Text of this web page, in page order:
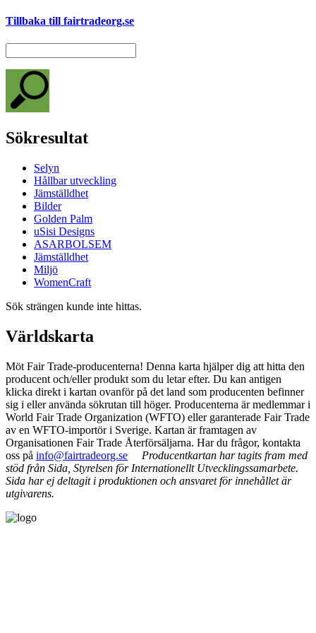
Tillbaka till fairtradeorg.se
Sökresultat
Selyn
Hållbar utveckling
Jämställdhet
Bilder
Golden Palm
uSisi Designs
ASARBOLSEM
Jämställdhet
Miljö
WomenCraft
Sök strängen kunde inte hittas.
Världskarta
Möt Fair Trade-producenterna! Denna karta hjälper dig att hitta den
producent och/eller produkt som du letar efter. Du kan antigen
klicka direkt i kartan ovanför på det land som producenten befinner
sig i eller använda sökrutan till höger. Producenterna är medlemmar i
World Fair Trade Organization (WFTO) eller garanterade Fair Trade
av en WFTO-importör i Sverige. Kartan är framtagen av
Organisationen Fair Trade Återförsäljarna. Har du frågor, kontakta
oss på info@fairtradeorg.se
Producentkartan har tagits fram med
stöd från Sida, Styrelsen för Internationellt Utvecklingssamarbete.
Sida har ej deltagit i produktionen och ansvaret för innehållet är
utgivarens.